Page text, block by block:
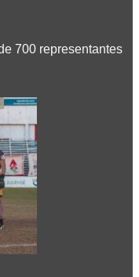
700 representantes